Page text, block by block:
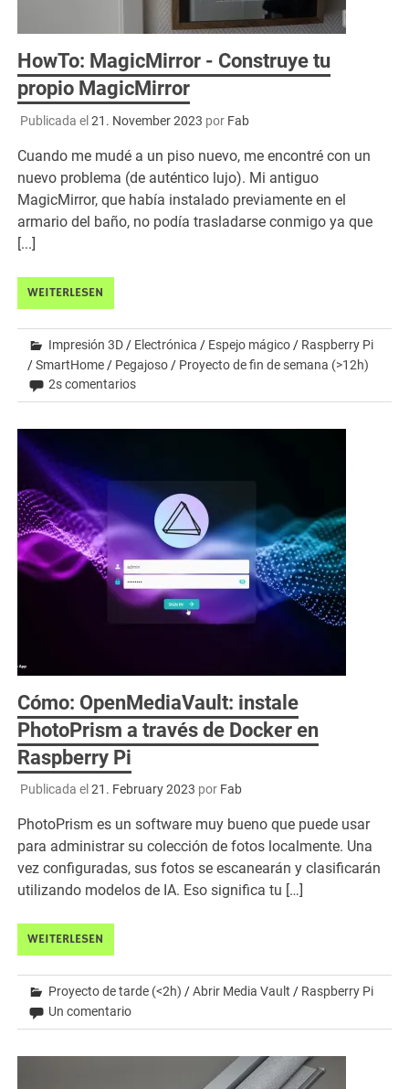
HowTo: MagicMirror - Construye tu
propio MagicMirror
Publicada el 21. November 2023 por Fab
Cuando me mudé a un piso nuevo, me encontré con un
nuevo problema (de auténtico lujo). Mi antiguo
MagicMirror, que había instalado previamente en el
armario del baño, no podía trasladarse conmigo ya que
[...]
WEITERLESEN
Impresión 3D / Electrónica / Espejo mágico / Raspberry Pi
/SmartHome / Pegajoso / Proyecto de fin de semana (>12h)
2s comentarios
Cómo: OpenMediaVault: instale
PhotoPrism a través de Docker en
Raspberry Pi
Publicada el 21. February 2023 por Fab
PhotoPrism es un software muy bueno que puede usar
para administrar su colección de fotos localmente. Una
vez configuradas, sus fotos se escanearán y clasificarán
utilizando modelos de IA. Eso significa tu […]
WEITERLESEN
Proyecto de tarde (<2h) /Abrir Media Vault / Raspberry Pi
Un comentario